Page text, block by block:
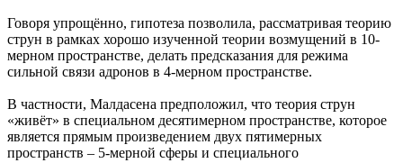
Говоря упрощённо, гипотеза позволила, рассматривая теорию
струн в рамках хорошо изученной теории возмущений в 10-
мерном пространстве, делать предсказания для режима
сильной связи адронов в 4-мерном пространстве.
В частности, Малдасена предположил, что теория струн
«живёт» в специальном десятимерном пространстве, которое
является прямым произведением двух пятимерных
пространств – 5-мерной сферы и специального